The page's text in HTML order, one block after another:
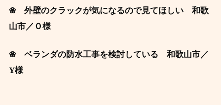
❀ 外壁のクラックが気になるので見てほしい 和歌
山市／Ｏ様
❀ ベランダの防水工事を検討している 和歌山市／
Y様